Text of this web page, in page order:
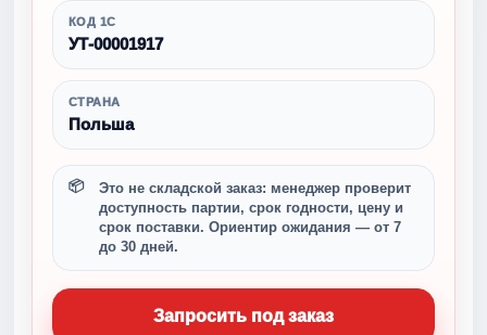
КОД 1С
УТ-00001917
СТРАНА
Польша
Это не складской заказ: менеджер проверит
доступность партии, срок годности, цену и
срок поставки. Ориентир ожидания — от 7
до 30 дней.
Запросить под заказ